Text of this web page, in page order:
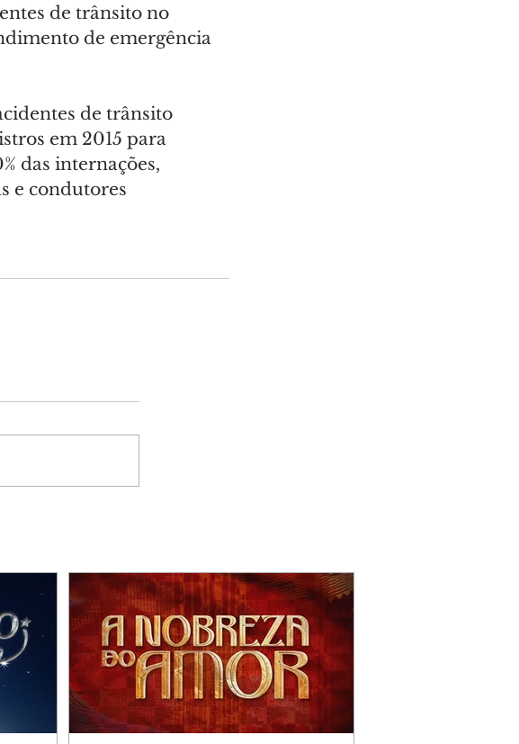
de trânsito no
de emergência
de trânsito
em 2015 para
das internações,
e condutores